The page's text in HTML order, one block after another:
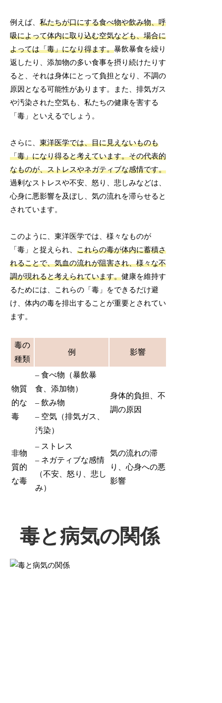
例えば、私たちが口にする食べ物や飲み物、呼
吸によって体内に取り込む空気なども、場合に
よっては「毒」になり得ます。暴飲暴食を繰り
返したり、添加物の多い食事を摂り続けたりす
ると、それは身体にとって負担となり、不調の
原因となる可能性があります。また、排気ガス
や汚染された空気も、私たちの健康を害する
「毒」といえるでしょう。
さらに、東洋医学では、目に見えないものも
「毒」になり得ると考えています。その代表的
なものが、ストレスやネガティブな感情です。
過剰なストレスや不安、怒り、悲しみなどは、
心身に悪影響を及ぼし、気の流れを滞らせると
されています。
このように、東洋医学では、様々なものが
「毒」と捉えられ、これらの毒が体内に蓄積さ
れることで、気血の流れが阻害され、様々な不
調が現れると考えられています。健康を維持す
るためには、これらの「毒」をできるだけ避
け、体内の毒を排出することが重要とされてい
ます。
毒の
種類
例 影響
物質
的な
毒
– 食べ物（暴飲暴
食、添加物）
– 飲み物
– 空気（排気ガス、
汚染）
身体的負担、不
調の原因
非物
質的
な毒
– ストレス
– ネガティブな感情
（不安、怒り、悲し
み）
気の流れの滞
り、心身への悪
影響
毒と病気の関係